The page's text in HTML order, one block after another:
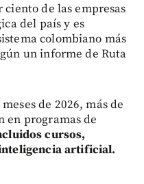
de las empresas
del país y es
colombiano más
un informe de Ruta
de 2026, más de
en programas de
cursos,
artificial.